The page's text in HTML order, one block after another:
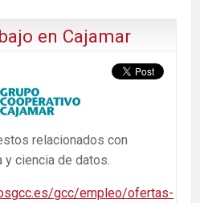
en Cajamar
relacionados con
y ciencia de datos.
gcc/empleo/ofertas-